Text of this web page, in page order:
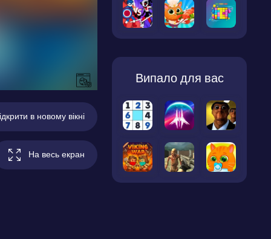
в новому вікні
На весь екран
Випало для вас